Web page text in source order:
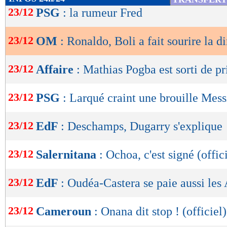
de
OK
23/12 PSG : la rumeur Fred
23/12 OM : Ronaldo, Boli a fait sourire la
23/12 Affaire : Mathias Pogba est sorti de
23/12 PSG : Larqué craint une brouille
23/12 EdF : Deschamps, Dugarry s'explique
23/12 Salernitana : Ochoa, c'est signé
23/12 EdF : Oudéa-Castera se paie aussi
23/12 Cameroun : Onana dit stop ! (officiel)